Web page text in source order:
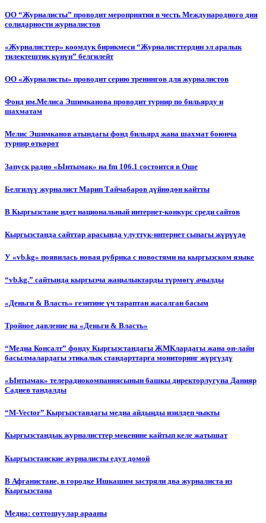
ОО “Журналисты” проводит мероприятия в честь Международного дня
солидарности журналистов
«Журналисттер» коомдук бирикмеси “Журналисттердин эл аралык
тилектештик күнүн” белгилейт
ОО «Журналисты» проводит серию тренингов для журналистов
Фонд им.Мелиса Эшимканова проводит турнир по бильярду и
шахматам
Мелис Эшимканов атындагы фонд бильярд жана шахмат боюнча
турнир өткөрөт
Запуск радио «Ынтымак» на fm 106.1 состоится в Оше
Белгилүү журналист Марип Тайчабаров дүйнөдөн кайтты
В Кыргызстане идет национальный интернет-конкурс среди сайтов
Кыргызстанда сайттар арасында улуттук-интернет сынагы жүрүүдө
У «vb.kg» появилась новая рубрика с новостями на кыргызском языке
“vb.kg.” сайтында кыргызча жаңылыктарды түрмөгү ачылды
«Деньги & Власть» гезитине үч тараптан жасалган басым
Тройное давление на «Деньги & Власть»
“Медиа Консалт” фонду Кыргызстандагы ЖМКлардагы жана он-лайн
басылмалардагы этикалык стандарттарга мониторинг жүргүздү
«Ынтымак» телерадиокомпаниясынын башкы директорлугуна Данияр
Садиев тандалды
“М-Vector” Кыргызстандагы медиа айдыңды изилдеп чыкты
Кыргызстандык журналисттер мекенине кайтып келе жатышат
Кыргызстанские журналисты едут домой
В Афганистане, в городке Ишкашим застряли два журналиста из
Кыргызстана
Медиа: соттошуулар арааны